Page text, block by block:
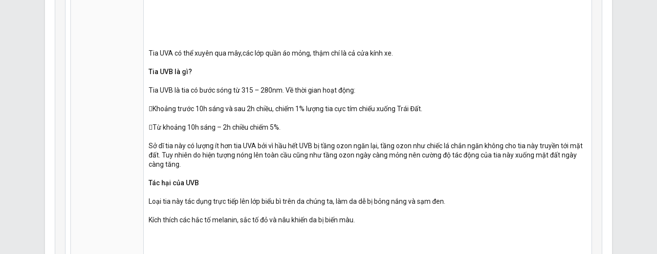
Tia UVA có thể xuyên qua mây,các lớp quần áo mỏng, thậm chí là cả cửa kính xe.
Tia UVB là gì?
Tia UVB là tia có bước sóng từ 315 – 280nm. Về thời gian hoạt động:
Khoảng trước 10h sáng và sau 2h chiều, chiếm 1% lượng tia cực tím chiếu xuống Trái Đất.
Từ khoảng 10h sáng – 2h chiều chiếm 5%.
Sở dĩ tia này có lượng ít hơn tia UVA bởi vì hầu hết UVB bị tầng ozon ngăn lại, tầng ozon như chiếc lá chắn ngăn không cho tia này truyền tới mặt
đất. Tuy nhiên do hiện tượng nóng lên toàn cầu cũng như tầng ozon ngày càng mỏng nên cường độ tác động của tia này xuống mặt đất ngày
càng tăng.
Tác hại của UVB
Loại tia này tác dụng trực tiếp lên lớp biểu bì trên da chúng ta, làm da dễ bị bỏng nắng và sạm đen.
Kích thích các hắc tố melanin, sắc tố đỏ và nâu khiến da bị biến màu.